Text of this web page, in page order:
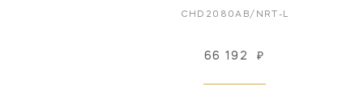
CHD2080AB/NRT-L
66 192 ₽